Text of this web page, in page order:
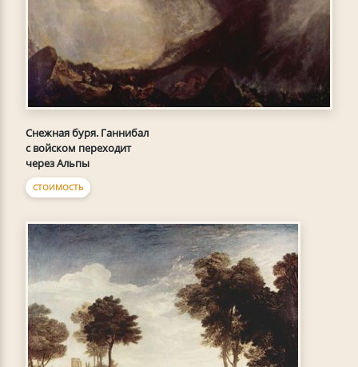
Снежная буря. Ганнибал
с войском переходит
через Альпы
СТОИМОСТЬ